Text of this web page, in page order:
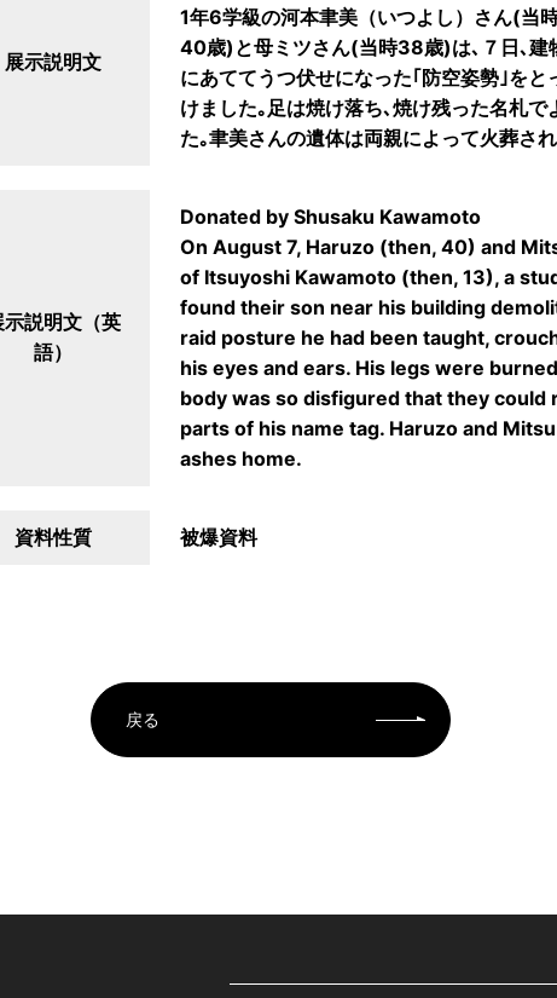
展示説明文
1年6学級の河本聿美（いつよし）さん(当
40歳)と母ミツさん(当時38歳)は､７日､建
にあててうつ伏せになった｢防空姿勢｣を
けました｡足は焼け落ち､焼け残った名札
た｡聿美さんの遺体は両親によって火葬さ
示説明文（英
語）
Donated by Shusaku Kawamoto
On August 7, Haruzo (then, 40) and
of Itsuyoshi Kawamoto (then, 13), a
found their son near his building
raid posture he had been taught,
his eyes and ears. His legs were
body was so disfigured that they
parts of his name tag. Haruzo and
ashes home.
資料性質 被爆資料
戻る